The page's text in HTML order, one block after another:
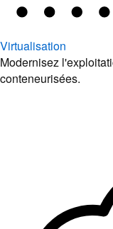
Virtualisation
Modernisez
conteneurisées.